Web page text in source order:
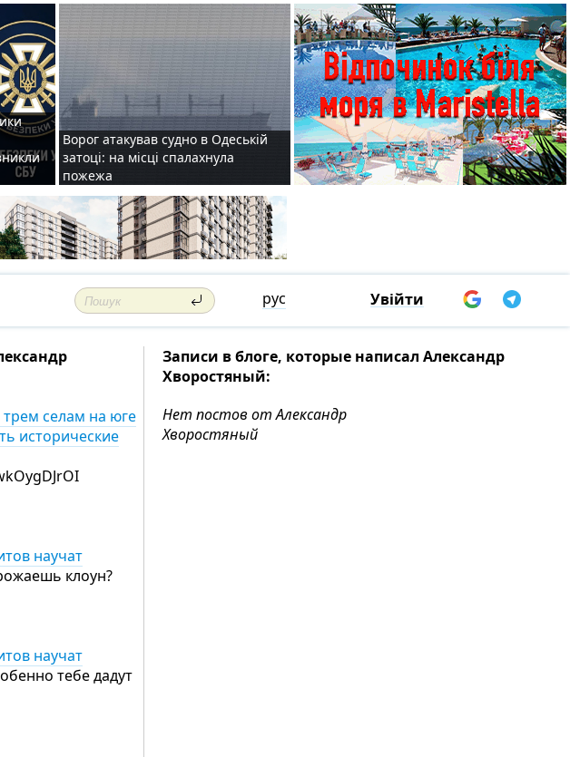
Ворог атакував судно в Одеській
затоці: на місці спалахнула
пожежа
рус Увійти
селам на юге
исторические
научат
клоун?
научат
тебе дадут
Записи в блоге, которые написал Александр
Хворостяный:
Нет постов от Александр
Хворостяный